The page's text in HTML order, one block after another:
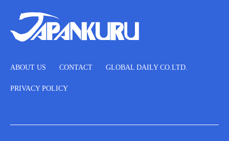
ABOUT US CONTACT GLOBAL DAILY CO.LTD.
PRIVACY POLICY